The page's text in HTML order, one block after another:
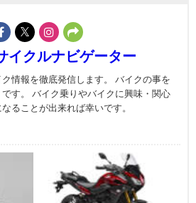
イクルナビゲーター
情報を徹底発信します。 バイクの事を
す。 バイク乗りやバイクに興味・関心
ることが出来れば幸いです。